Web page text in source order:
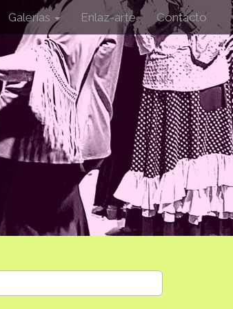
Galerías Enlaz-arte Contacto